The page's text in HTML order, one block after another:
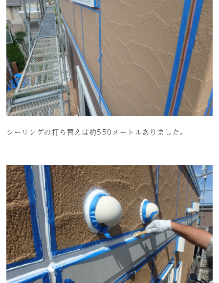
シーリングの打ち替えは約550メートルありました。